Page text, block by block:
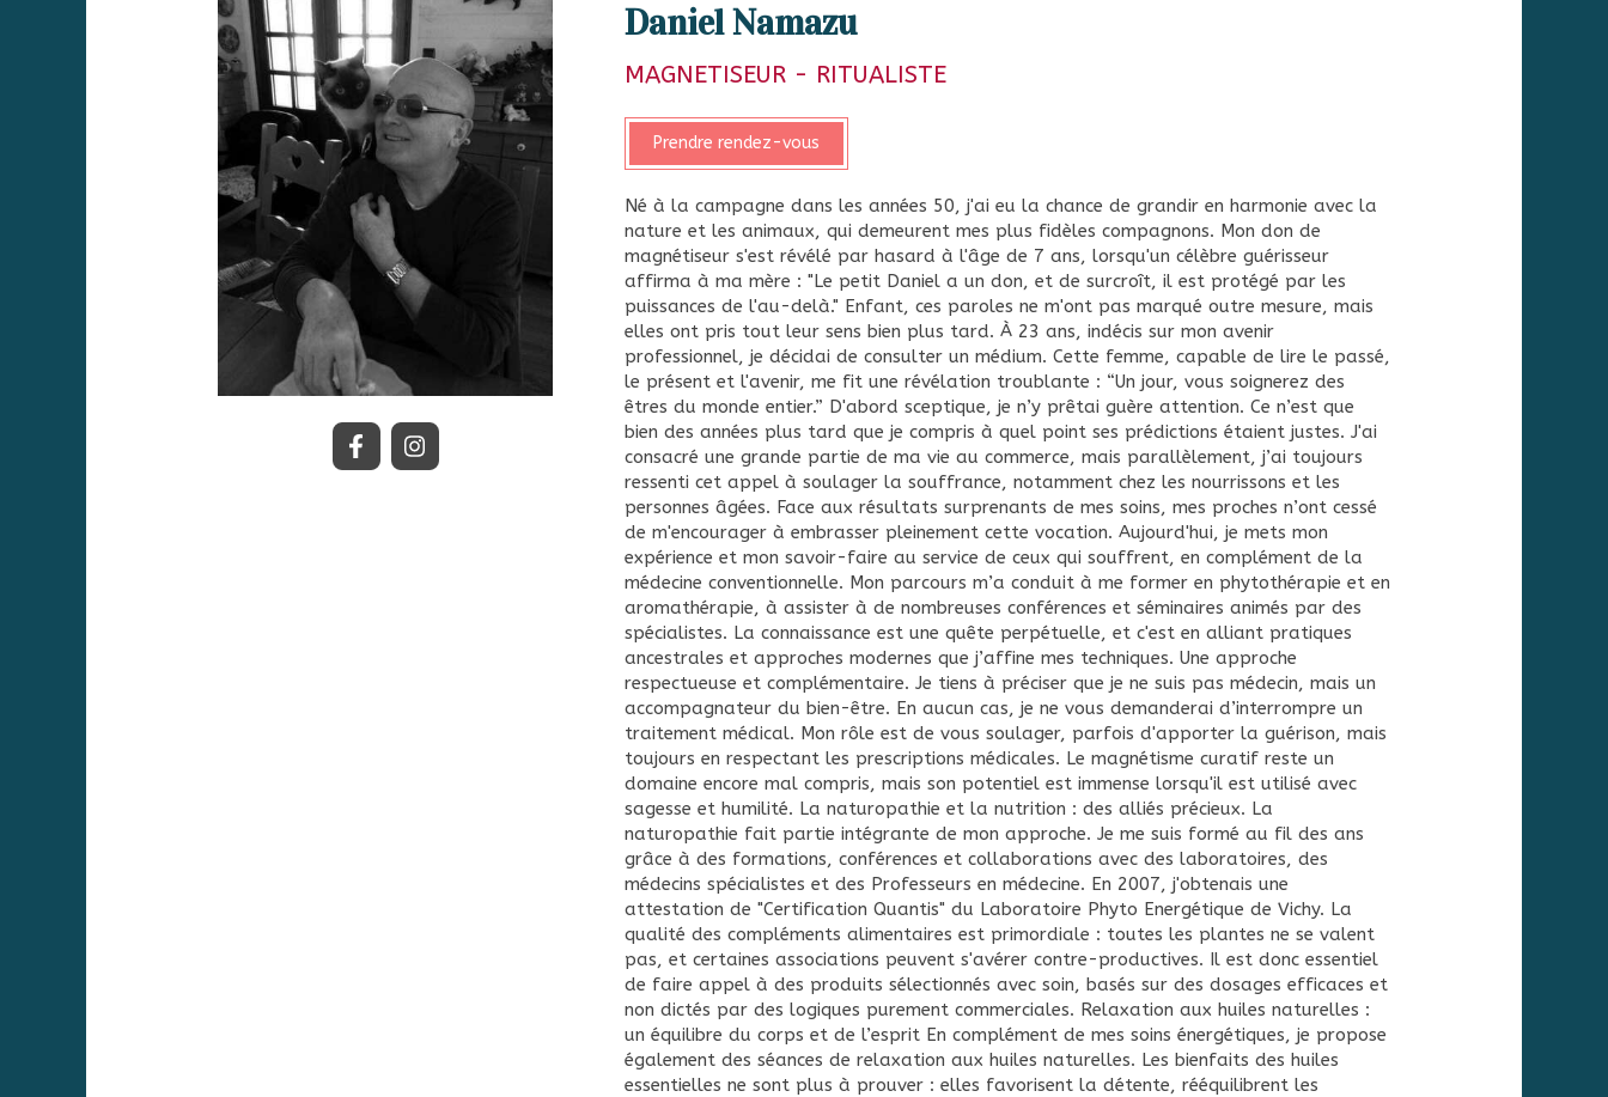
Daniel Namazu
MAGNETISEUR - RITUALISTE
Prendre rendez-vous
Né à la campagne dans les années 50, j'ai eu la chance de grandir en harmonie avec la
nature et les animaux, qui demeurent mes plus fidèles compagnons. Mon don de
magnétiseur s'est révélé par hasard à l'âge de 7 ans, lorsqu'un célèbre guérisseur
affirma à ma mère : "Le petit Daniel a un don, et de surcroît, il est protégé par les
puissances de l'au-delà." Enfant, ces paroles ne m'ont pas marqué outre mesure, mais
elles ont pris tout leur sens bien plus tard. À 23 ans, indécis sur mon avenir
professionnel, je décidai de consulter un médium. Cette femme, capable de lire le passé,
le présent et l'avenir, me fit une révélation troublante : “Un jour, vous soignerez des
êtres du monde entier.” D'abord sceptique, je n’y prêtai guère attention. Ce n’est que
bien des années plus tard que je compris à quel point ses prédictions étaient justes. J'ai
consacré une grande partie de ma vie au commerce, mais parallèlement, j’ai toujours
ressenti cet appel à soulager la souffrance, notamment chez les nourrissons et les
personnes âgées. Face aux résultats surprenants de mes soins, mes proches n’ont cessé
de m'encourager à embrasser pleinement cette vocation. Aujourd'hui, je mets mon
expérience et mon savoir-faire au service de ceux qui souffrent, en complément de la
médecine conventionnelle. Mon parcours m’a conduit à me former en phytothérapie et en
aromathérapie, à assister à de nombreuses conférences et séminaires animés par des
spécialistes. La connaissance est une quête perpétuelle, et c'est en alliant pratiques
ancestrales et approches modernes que j’affine mes techniques. Une approche
respectueuse et complémentaire. Je tiens à préciser que je ne suis pas médecin, mais un
accompagnateur du bien-être. En aucun cas, je ne vous demanderai d’interrompre un
traitement médical. Mon rôle est de vous soulager, parfois d'apporter la guérison, mais
toujours en respectant les prescriptions médicales. Le magnétisme curatif reste un
domaine encore mal compris, mais son potentiel est immense lorsqu'il est utilisé avec
sagesse et humilité. La naturopathie et la nutrition : des alliés précieux. La
naturopathie fait partie intégrante de mon approche. Je me suis formé au fil des ans
grâce à des formations, conférences et collaborations avec des laboratoires, des
médecins spécialistes et des Professeurs en médecine. En 2007, j'obtenais une
attestation de "Certification Quantis" du Laboratoire Phyto Energétique de Vichy. La
qualité des compléments alimentaires est primordiale : toutes les plantes ne se valent
pas, et certaines associations peuvent s'avérer contre-productives. Il est donc essentiel
de faire appel à des produits sélectionnés avec soin, basés sur des dosages efficaces et
non dictés par des logiques purement commerciales. Relaxation aux huiles naturelles :
un équilibre du corps et de l’esprit En complément de mes soins énergétiques, je propose
également des séances de relaxation aux huiles naturelles. Les bienfaits des huiles
essentielles ne sont plus à prouver : elles favorisent la détente, rééquilibrent les